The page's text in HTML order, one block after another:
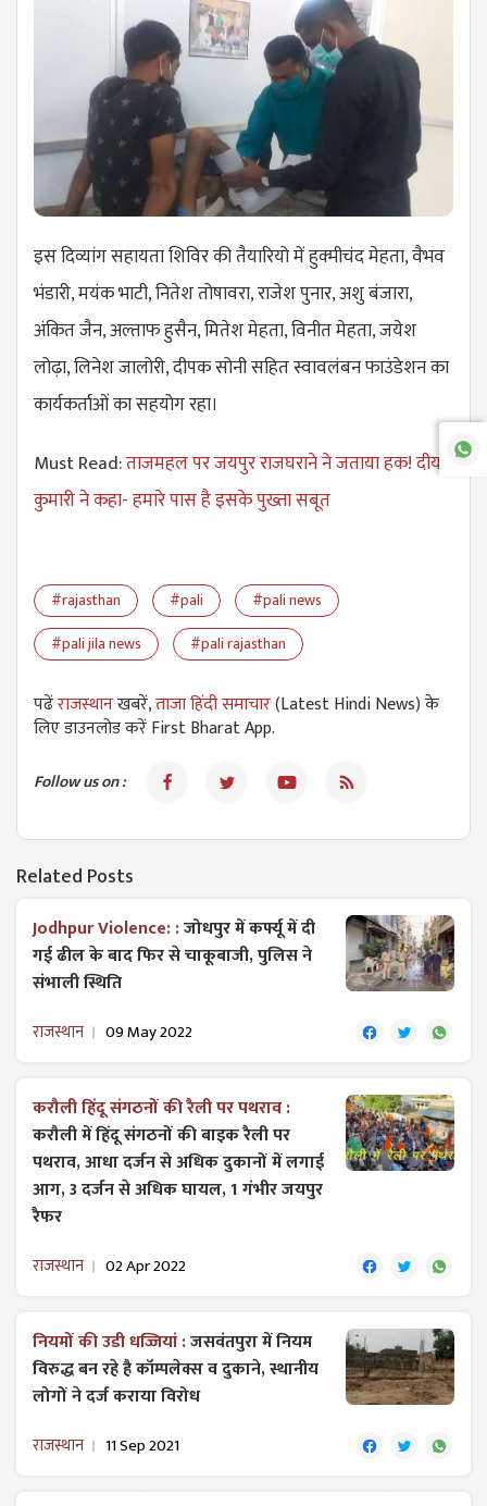
इस दिव्यांग सहायता शिविर की तैयारियो में हुक्मीचंद मेहता, वैभव
भंडारी, मयंक भाटी, नितेश तोषावरा, राजेश पुनार, अशु बंजारा,
अंकित जैन, अल्ताफ हुसैन, मितेश मेहता, विनीत मेहता, जयेश
लोढ़ा, लिनेश जालोरी, दीपक सोनी सहित स्वावलंबन फाउंडेशन का
कार्यकर्ताओं का सहयोग रहा।
Must Read:ताजमहल पर जयपुर राजघराने ने जताया हक! दीया
कुमारी ने कहा- हमारे पास है इसके पुख्ता सबूत
#rajasthan #pali
#pali news
#pali jila news
#pali rajasthan
पढेंराजस्थानखबरें,ताजा हिंदी समाचार(Latest Hindi News) के
लिए डाउनलोड करें First Bharat App.
Follow us on :
Related Posts
Jodhpur Violence: :जोधपुर में कर्फ्यू में दी
गई ढील के बाद फिर से चाकूबाजी, पुलिस ने
संभाली स्थिति
राजस्थान 09 May 2022
करौली हिंदू संगठनों की रैली पर पथराव :
करौली में हिंदू संगठनों की बाइक रैली पर
पथराव, आधा दर्जन से अधिक दुकानों में लगाई
आग, 3 दर्जन से अधिक घायल, 1 गंभीर जयपुर
रैफर
राजस्थान 02 Apr 2022
नियमों की उडी धज्जियां :जसवंतपुरा में नियम
विरुद्ध बन रहे है कॉम्पलेक्स व दुकाने, स्थानीय
लोगों ने दर्ज कराया विरोध
राजस्थान 11 Sep 2021